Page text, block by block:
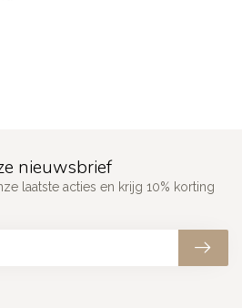
nieuwsbrief
laatste acties en krijg 10% korting